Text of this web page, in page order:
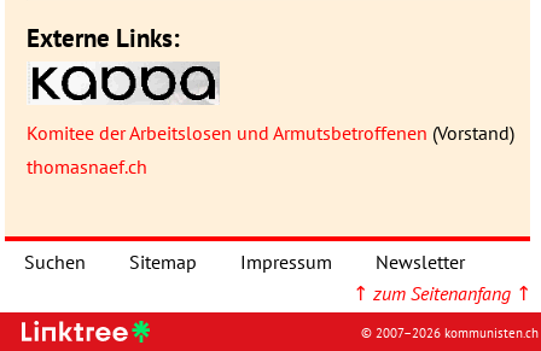
Externe Links:
Komitee der Arbeitslosen und Armutsbetroffenen (Vorstand)
thomasnaef.ch
↑ zum Seitenanfang ↑
Suchen Sitemap Impressum Newsletter
© 2007–2026 kommunisten.ch